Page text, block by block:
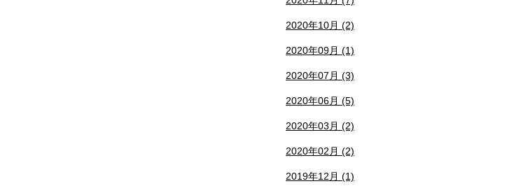
2020年10月 (2)
2020年09月 (1)
2020年07月 (3)
2020年06月 (5)
2020年03月 (2)
2020年02月 (2)
2019年12月 (1)